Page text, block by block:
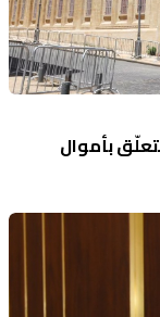
بأموال